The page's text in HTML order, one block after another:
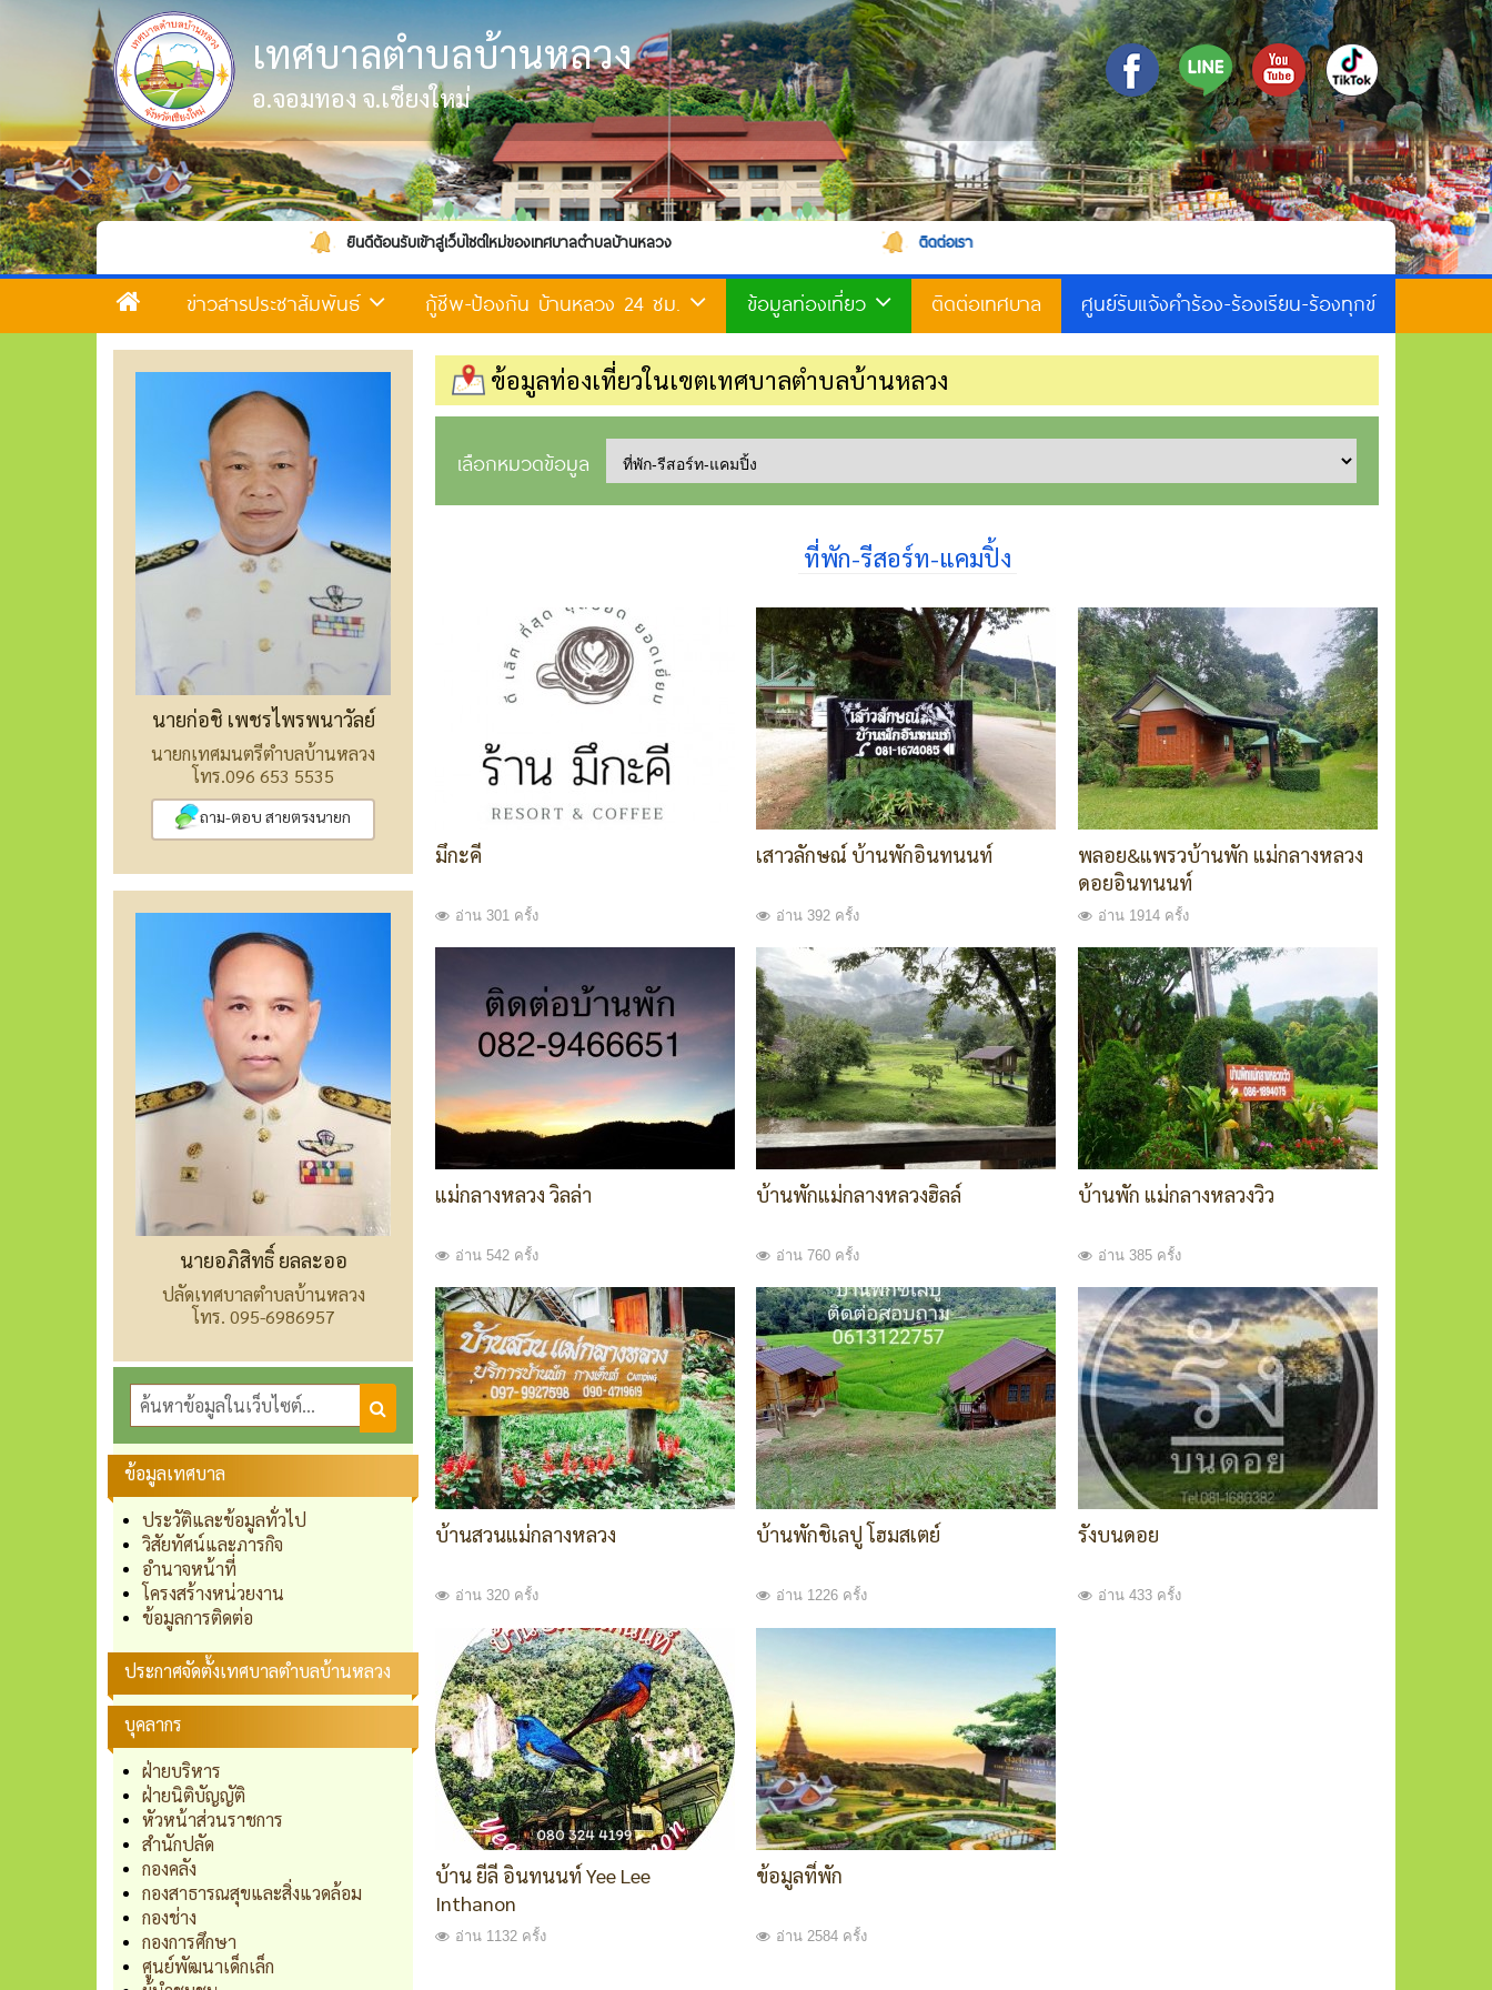
เทศบาลตำบลบ้านหลวง
อ.จอมทอง จ.เชียงใหม่
ยินดีต้อนรับเข้าสู่เว็บไซต์ใหม่ของเทศบาลตำบลบ้านหลวง
ข่าวสารประชาสัมพันธ์ กู้ชีพ-ป้องกัน บ้านหลวง 24 ชม. ข้อมูลท่องเที่ยว ติดต่อเทศบาล ศูนย์รับแจ้งคำร้อง-ร้องเรียน-ร้องทุกข์
นายก่อชิ เพชรไพรพนาวัลย์
นายกเทศมนตรีตำบลบ้านหลวง
โทร.096 653 5535
ถาม-ตอบ สายตรงนายก
นายอภิสิทธิ์ ยลละออ
ปลัดเทศบาลตำบลบ้านหลวง
โทร. 095-6986957
ข้อมูลเทศบาล
ประวัติและข้อมูลทั่วไป
วิสัยทัศน์และภารกิจ
อำนาจหน้าที่
โครงสร้างหน่วยงาน
ข้อมูลการติดต่อ
ประกาศจัดตั้งเทศบาลตำบลบ้านหลวง
บุคลากร
ฝ่ายบริหาร
ฝ่ายนิติบัญญัติ
หัวหน้าส่วนราชการ
สำนักปลัด
กองคลัง
กองสาธารณสุขและสิ่งแวดล้อม
กองช่าง
กองการศึกษา
ศูนย์พัฒนาเด็กเล็ก
ข้อมูลท่องเที่ยวในเขตเทศบาลตำบลบ้านหลวง
เลือกหมวดข้อมูล
ที่พัก-รีสอร์ท-แคมปิ้ง
มึกะคี
อ่าน 301 ครั้ง
เสาวลักษณ์ บ้านพักอินทนนท์
อ่าน 392 ครั้ง
พลอย&แพรวบ้านพัก แม่กลางหลวง
ดอยอินทนนท์
อ่าน 1914 ครั้ง
แม่กลางหลวง วิลล่า
อ่าน 542 ครั้ง
บ้านพักแม่กลางหลวงฮิลล์
อ่าน 760 ครั้ง
บ้านพัก แม่กลางหลวงวิว
อ่าน 385 ครั้ง
บ้านสวนแม่กลางหลวง
อ่าน 320 ครั้ง
บ้านพักชิเลปู โฮมสเตย์
อ่าน 1226 ครั้ง
รังบนดอย
อ่าน 433 ครั้ง
บ้าน ยีลี อินทนนท์ Yee Lee
Inthanon
อ่าน 1132 ครั้ง
ข้อมูลที่พัก
อ่าน 2584 ครั้ง